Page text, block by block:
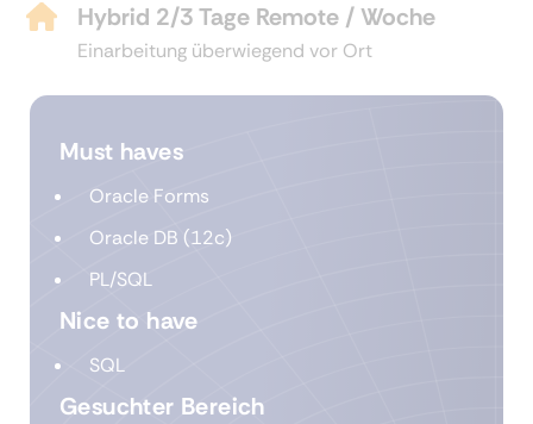
Hybrid 2/3 Tage Remote / Woche
Einarbeitung überwiegend vor Ort
Must haves
Oracle Forms
Oracle DB (12c)
PL/SQL
Nice to have
SQL
Gesuchter Bereich